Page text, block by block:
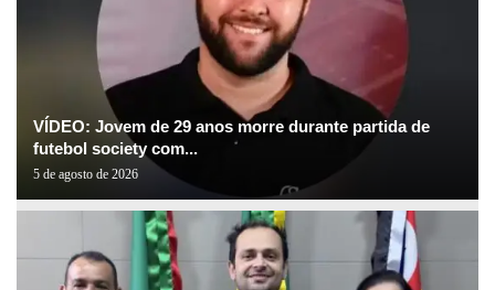
VÍDEO: Jovem de 29 anos morre durante partida de
futebol society com...
5 de agosto de 2026